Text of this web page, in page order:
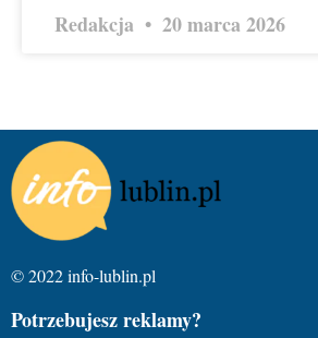
Redakcja 20 marca 2026
© 2022 info-lublin.pl
Potrzebujesz reklamy?